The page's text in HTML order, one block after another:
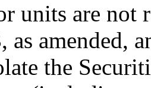
units are not
as amended,
the